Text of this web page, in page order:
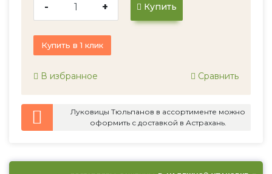
- + Купить
Купить в 1 клик
В избранное Сравнить
Луковицы Тюльпанов в ассортименте можно
оформить с доставкой в Астрахань.